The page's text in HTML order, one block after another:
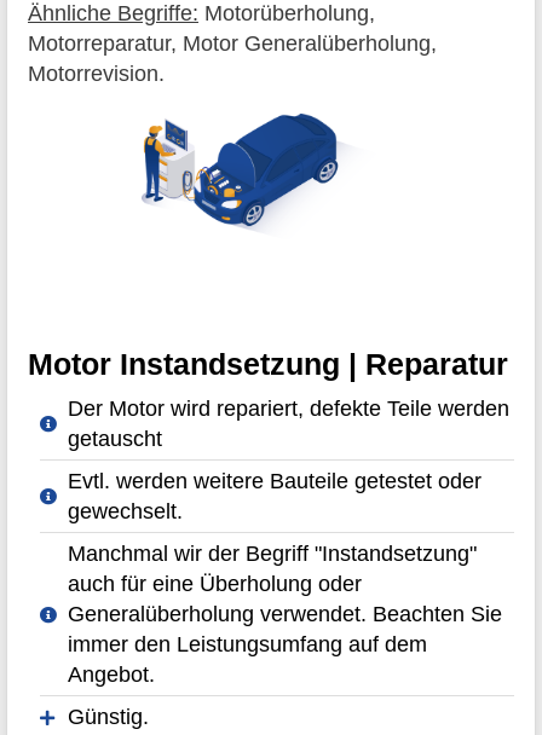
Ähnliche Begriffe: Motorüberholung,
Motorreparatur, Motor Generalüberholung,
Motorrevision.
Motor Instandsetzung | Reparatur
Der Motor wird repariert, defekte Teile werden
getauscht
Evtl. werden weitere Bauteile getestet oder
gewechselt.
Manchmal wir der Begriff "Instandsetzung"
auch für eine Überholung oder
Generalüberholung verwendet. Beachten Sie
immer den Leistungsumfang auf dem
Angebot.
Günstig.